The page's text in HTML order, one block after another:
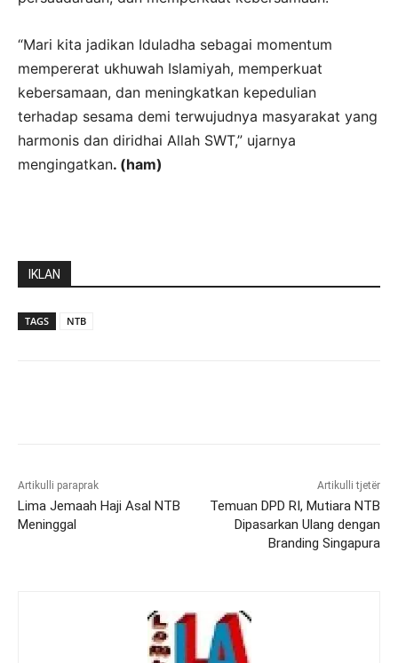
“Mari kita jadikan Iduladha sebagai momentum
mempererat ukhuwah Islamiyah, memperkuat
kebersamaan, dan meningkatkan kepedulian
terhadap sesama demi terwujudnya masyarakat yang
harmonis dan diridhai Allah SWT,” ujarnya
mengingatkan. (ham)
IKLAN
TAGS NTB
Artikulli paraprak
Lima Jemaah Haji Asal NTB
Meninggal
Artikulli tjetër
Temuan DPD RI, Mutiara NTB
Dipasarkan Ulang dengan
Branding Singapura